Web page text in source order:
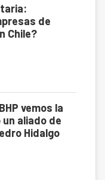
de
Chile?
vemos la
aliado de
Hidalgo